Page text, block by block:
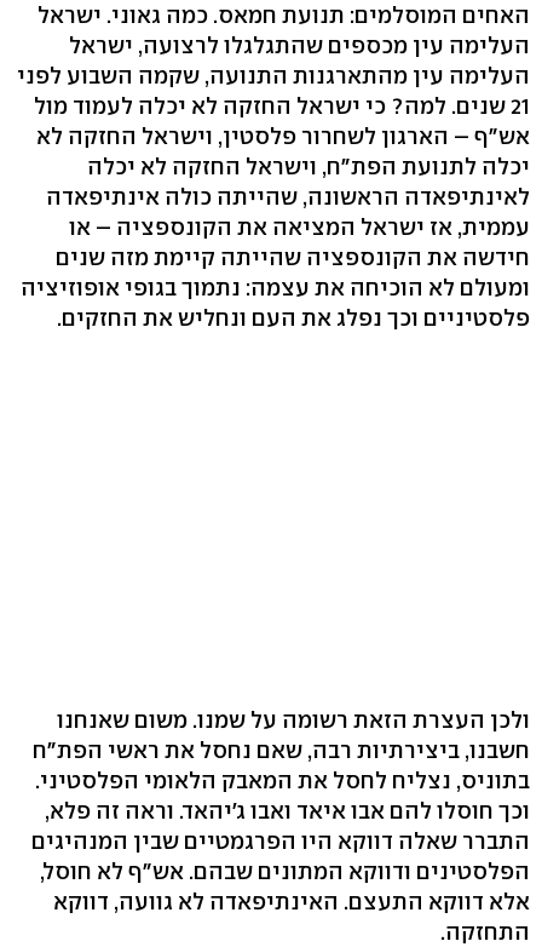
האחים המוסלמים: תנועת חמאס. כמה גאוני. ישראל
העלימה עין מכספים שהתגלגלו לרצועה, ישראל
העלימה עין מהתארגנות התנועה, שקמה השבוע לפני
21 שנים. למה? כי ישראל החזקה לא יכלה לעמוד מול
אש"ף – הארגון לשחרור פלסטין, וישראל החזקה לא
יכלה לתנועת הפת"ח, וישראל החזקה לא יכלה
לאינתיפאדה הראשונה, שהייתה כולה אינתיפאדה
עממית, אז ישראל המציאה את הקונספציה – או
חידשה את הקונספציה שהייתה קיימת מזה שנים
ומעולם לא הוכיחה את עצמה: נתמוך בגופי אופוזיציה
פלסטיניים וכך נפלג את העם ונחליש את החזקים.
ולכן העצרת הזאת רשומה על שמנו. משום שאנחנו
חשבנו, ביצירתיות רבה, שאם נחסל את ראשי הפת"ח
בתוניס, נצליח לחסל את המאבק הלאומי הפלסטיני.
וכך חוסלו להם אבו איאד ואבו ג'יהאד. וראה זה פלא,
התברר שאלה דווקא היו הפרגמטיים שבין המנהיגים
הפלסטינים ודווקא המתונים שבהם. אש"ף לא חוסל,
אלא דווקא התעצם. האינתיפאדה לא גוועה, דווקא
התחזקה.